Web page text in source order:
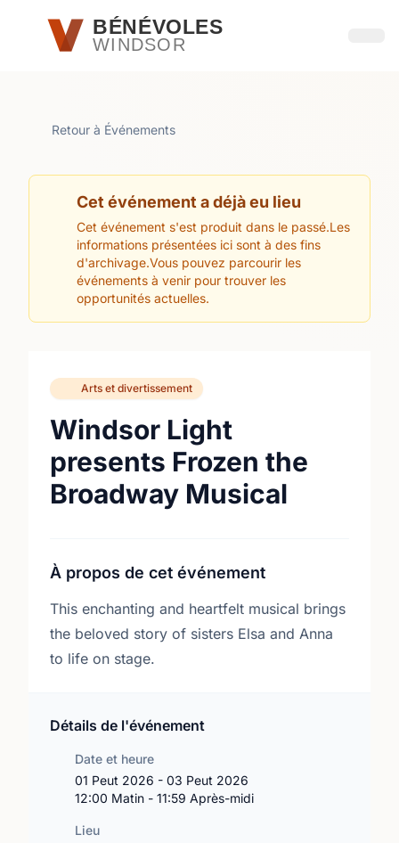
Passer au contenu principal
BÉNÉVOLES
WINDSOR
Retour à Événements
Cet événement a déjà eu lieu
Cet événement s'est produit dans le passé.Les
informations présentées ici sont à des fins
d'archivage.Vous pouvez parcourir les
événements à venir pour trouver les
opportunités actuelles.
Arts et divertissement
Windsor Light
presents Frozen the
Broadway Musical
À propos de cet événement
This enchanting and heartfelt musical brings
the beloved story of sisters Elsa and Anna
to life on stage.
Détails de l'événement
Date et heure
01 Peut 2026 - 03 Peut 2026
12:00 Matin - 11:59 Après-midi
Lieu